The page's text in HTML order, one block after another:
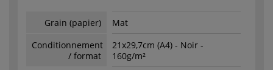
Grain (papier)
Mat
Conditionnement
/ format
21x29,7cm (A4) - Noir -
160g/m²